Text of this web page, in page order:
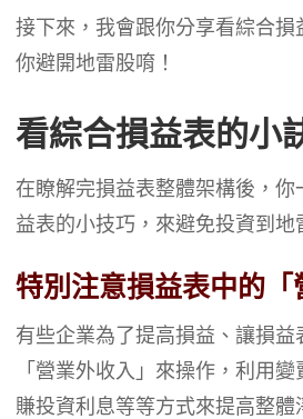
接下來，我會跟你分享看綜合損
你避開地雷股唷！
看綜合損益表的小
在瞭解完損益表整體架構後，
益表的小技巧，來避免投資到地
特別注意損益表中的「
有些企業為了提高損益、讓損益
「營業外收入」來操作，利用
賺投資利息等等方式來提高整體